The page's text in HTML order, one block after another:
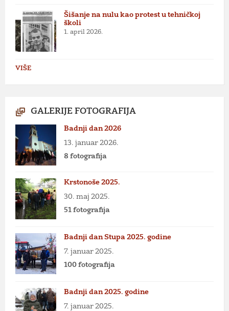
Šišanje na nulu kao protest u tehničkoj
školi
1. april 2026.
VIŠE
GALERIJE FOTOGRAFIJA
Badnji dan 2026
13. januar 2026.
8 fotografija
Krstonoše 2025.
30. maj 2025.
51 fotografija
Badnji dan Stupa 2025. godine
7. januar 2025.
100 fotografija
Badnji dan 2025. godine
7. januar 2025.